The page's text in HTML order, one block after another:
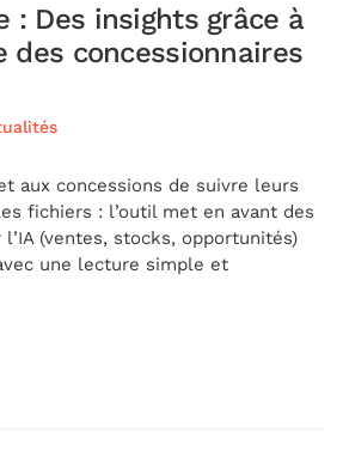
: Des insights grâce à
des concessionnaires
aux concessions de suivre leurs
fichiers : l’outil met en avant des
(ventes, stocks, opportunités)
une lecture simple et